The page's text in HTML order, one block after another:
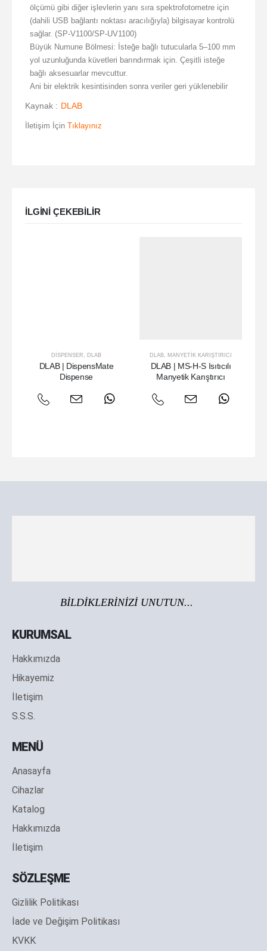
ölçümü gibi diğer işlevlerin yanı sıra spektrofotometre için
(dahili USB bağlantı noktası aracılığıyla) bilgisayar kontrolü
sağlar. (SP-V1100/SP-UV1100)
Büyük Numune Bölmesi: İsteğe bağlı tutucularla 5–100 mm
yol uzunluğunda küvetleri barındırmak için. Çeşitli isteğe
bağlı aksesuarlar mevcuttur.
Ani bir elektrik kesintisinden sonra veriler geri yüklenebilir
Kaynak : DLAB
İletişim İçin Tıklayınız
ILGINI ÇEKEBILIR
DISPENSER DLAB
DLAB | DispensMate
Dispense
DLAB MANYETIK KARIŞTIRICI
DLAB | MS-H-S Isıtıcılı
Manyetik Karıştırıcı
BİLDİKLERİNİZİ UNUTUN...
KURUMSAL
Hakkımızda
Hikayemiz
İletişim
S.S.S.
MENÜ
Anasayfa
Cihazlar
Katalog
Hakkımızda
İletişim
SÖZLEŞME
Gizlilik Politikası
İade ve Değişim Politikası
KVKK